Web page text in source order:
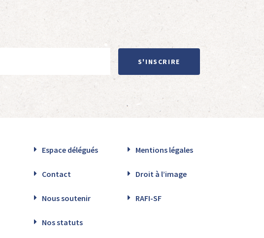
S'INSCRIRE
Espace délégués Mentions légales
Contact Droit à l’image
Nous soutenir RAFI-SF
Nos statuts